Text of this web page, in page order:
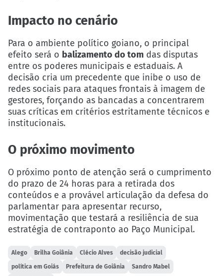
Impacto no cenário
Para o ambiente político goiano, o principal
efeito será o balizamento do tom das disputas
entre os poderes municipais e estaduais. A
decisão cria um precedente que inibe o uso de
redes sociais para ataques frontais à imagem de
gestores, forçando as bancadas a concentrarem
suas críticas em critérios estritamente técnicos e
institucionais.
O próximo movimento
O próximo ponto de atenção será o cumprimento
do prazo de 24 horas para a retirada dos
conteúdos e a provável articulação da defesa do
parlamentar para apresentar recurso,
movimentação que testará a resiliência de sua
estratégia de contraponto ao Paço Municipal.
Alego Brilha Goiânia Clécio Alves decisão judicial
política em Goiás Prefeitura de Goiânia Sandro Mabel